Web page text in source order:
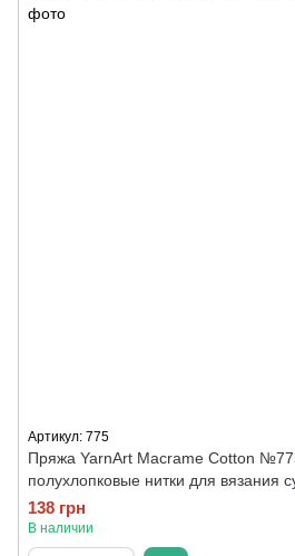
Артикул: 775
Пряжа YarnArt Macrame Cotton
полухлопковые нитки для вязания
138 грн
В наличии